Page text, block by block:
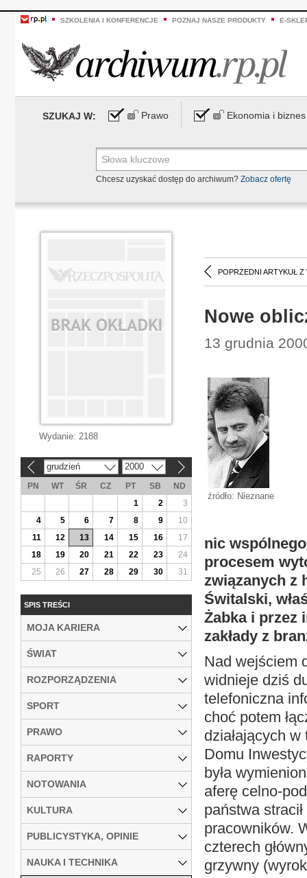
SZKOLENIA I KONFERENCJE POZNAJ NASZE PRODUKTY E-
SZUKAJ W: Prawo Ekonomia i biznes
Chcesz uzyskać dostęp do archiwum? Zobacz ofertę
POPRZEDNI ARTYKUŁ Z
Nowe
13 grudnia
źródło: Nieznane
nic
procesem
związanych z
Świtalski,
Żabka i przez
zakłady z
Nad wejściem
widnieje dziś
telefoniczna
choć potem
działających
Domu
była
aferę celno-
państwa
pracowników.
czterech
grzywny
Wydanie: 2188
grudzień 2000
PN WT ŚR CZ PT SB
ND
1
2
3
4
5 6 7 8 9
10
11
12 13 14 15 16
17
18
19 20 21 22 23
24
25
26 27 28 29 30 31
SPIS TREŚCI
MOJA KARIERA
ŚWIAT
ROZPORZĄDZENIA
SPORT
PRAWO
RAPORTY
NOTOWANIA
KULTURA
PUBLICYSTYKA, OPINIE
NAUKA I TECHNIKA